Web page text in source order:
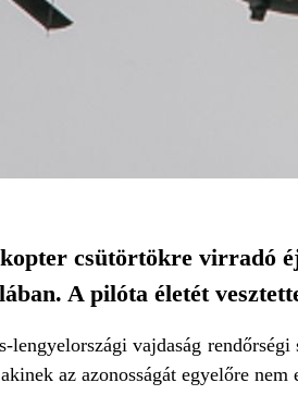
csütörtökre virradó
A pilóta életét
vajdaság
az azonosságát egyelőre nem